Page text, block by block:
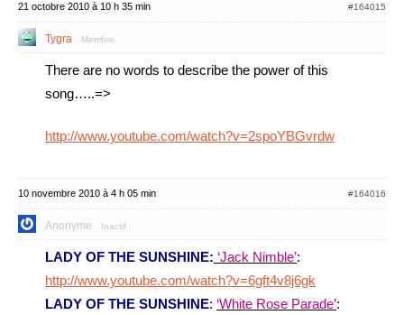
21 octobre 2010 à 10 h 35 min #164015
Tygra Membre
There are no words to describe the power of this
song…..=>
http://www.youtube.com/watch?v=2spoYBGvrdw
10 novembre 2010 à 4 h 05 min #164016
Anonyme Inactif
LADY OF THE SUNSHINE: ‘Jack Nimble’:
http://www.youtube.com/watch?v=6gft4v8j6gk
LADY OF THE SUNSHINE: ‘White Rose Parade’: